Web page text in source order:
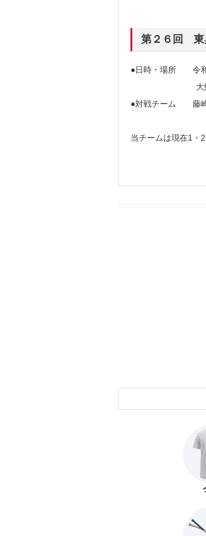
第２６回 東
●日時・場所 令和
大鰐スタ
●対戦チーム 藤
当チームは現在1・